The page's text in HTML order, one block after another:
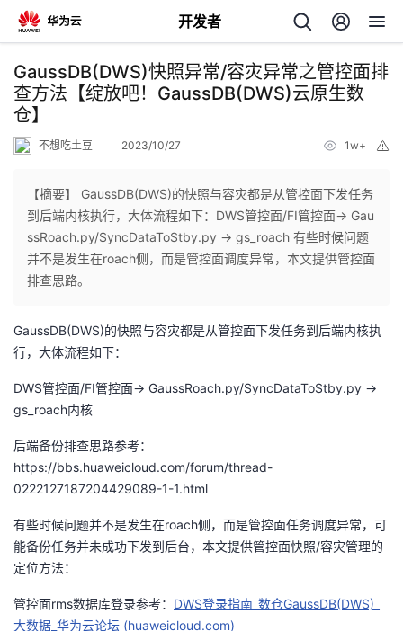
开发者
返
回
个
人
页
我
开
发
我
的
博
客
我
的
论
我
的
我
GaussDB(DWS)快照异常/容灾异常之管控面排
查方法【绽放吧！GaussDB(DWS)云原生数
仓】
不想吃土豆 2023/10/27 1w+
【摘要】 GaussDB(DWS)的快照与容灾都是从管控面下发任务
到后端内核执行，大体流程如下：DWS管控面/FI管控面-> Gau
ssRoach.py/SyncDataToStby.py -> gs_roach 有些时候问题
并不是发生在roach侧，而是管控面调度异常，本文提供管控面
排查思路。
GaussDB(DWS)的快照与容灾都是从管控面下发任务到后端内核执
行，大体流程如下：
DWS管控面/FI管控面-> GaussRoach.py/SyncDataToStby.py ->
gs_roach内核
后端备份排查思路参考：
https://bbs.huaweicloud.com/forum/thread-
0222127187204429089-1-1.html
有些时候问题并不是发生在roach侧，而是管控面任务调度异常，可
能备份任务并未成功下发到后台，本文提供管控面快照/容灾管理的
定位方法：
管控面rms数据库登录参考： DWS登录指南_数仓GaussDB(DWS)_
大数据_华为云论坛 (huaweicloud.com)